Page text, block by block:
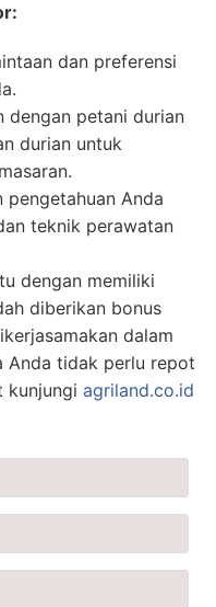
dan preferensi
dengan petani durian
durian untuk
pengetahuan Anda
teknik perawatan
dengan memiliki
diberikan bonus
dalam
Anda tidak perlu repot
kunjungi agriland.co.id